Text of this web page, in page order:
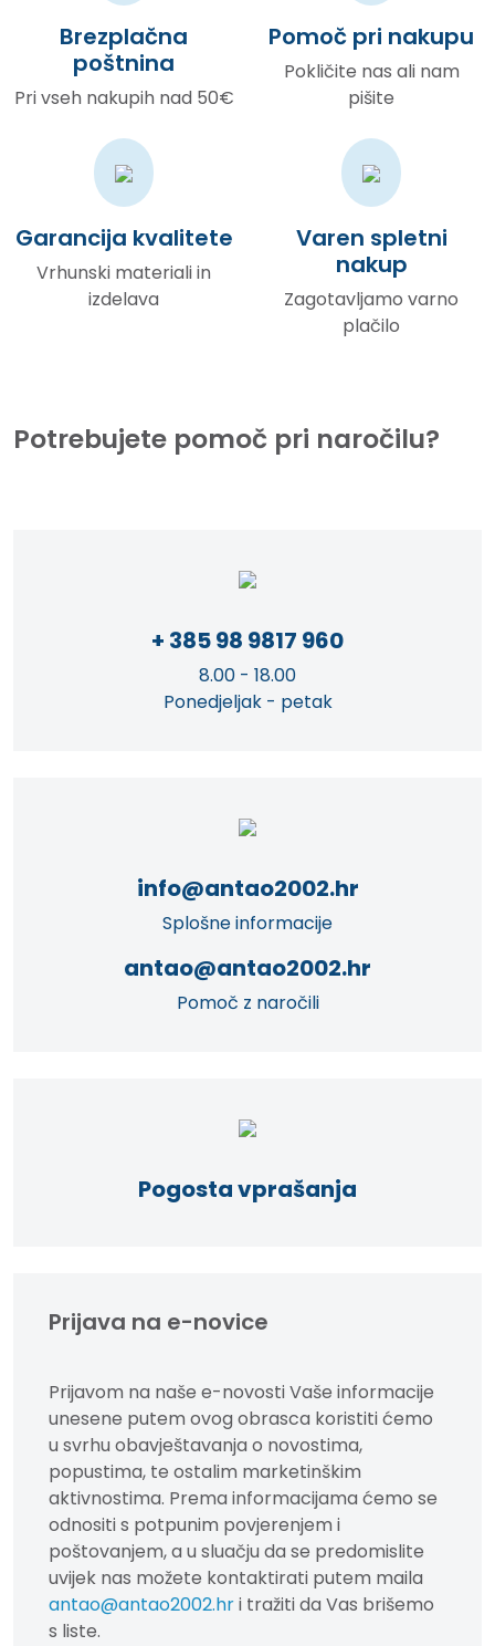
Brezplačna
poštnina
Pri vseh nakupih nad 50€
Pomoč pri nakupu
Pokličite nas ali nam
pišite
Garancija kvalitete
Vrhunski materiali in
izdelava
Varen spletni
nakup
Zagotavljamo varno
plačilo
Potrebujete pomoč pri naročilu?
+ 385 98 9817 960
8.00 - 18.00
Ponedjeljak - petak
info@antao2002.hr
Splošne informacije
antao@antao2002.hr
Pomoč z naročili
Pogosta vprašanja
Prijava na e-novice
Prijavom na naše e-novosti Vaše informacije
unesene putem ovog obrasca koristiti ćemo
u svrhu obavještavanja o novostima,
popustima, te ostalim marketinškim
aktivnostima. Prema informacijama ćemo se
odnositi s potpunim povjerenjem i
poštovanjem, a u sluačju da se predomislite
uvijek nas možete kontaktirati putem maila
antao@antao2002.hri tražiti da Vas brišemo
s liste.